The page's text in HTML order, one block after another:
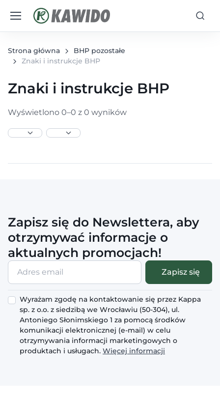
Strona główna
BHP pozostałe
Znaki i instrukcje BHP
Znaki i instrukcje BHP
Wyświetlono 0–0 z 0 wyników
Zapisz się do Newslettera, aby
otrzymywać informacje o
aktualnych promocjach!
Adres
email
Zapisz się
Wyrażam zgodę na kontaktowanie się przez Kappa
sp. z o.o. z siedzibą we Wrocławiu (50-304), ul.
Antoniego Słonimskiego 1 za pomocą środków
komunikacji elektronicznej (e-mail) w celu
otrzymywania informacji marketingowych o
produktach i usługach. Więcej informacji